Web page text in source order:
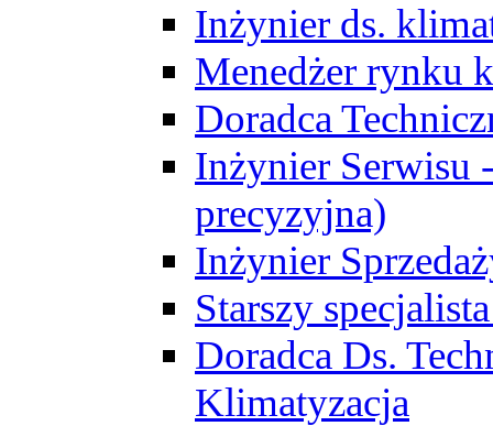
Inżynier ds.
Menedżer rynku
Doradca
Inżynier Serwisu
precyzyjna)
Inżynier
Starszy
Doradca Ds.
Klimatyzacja